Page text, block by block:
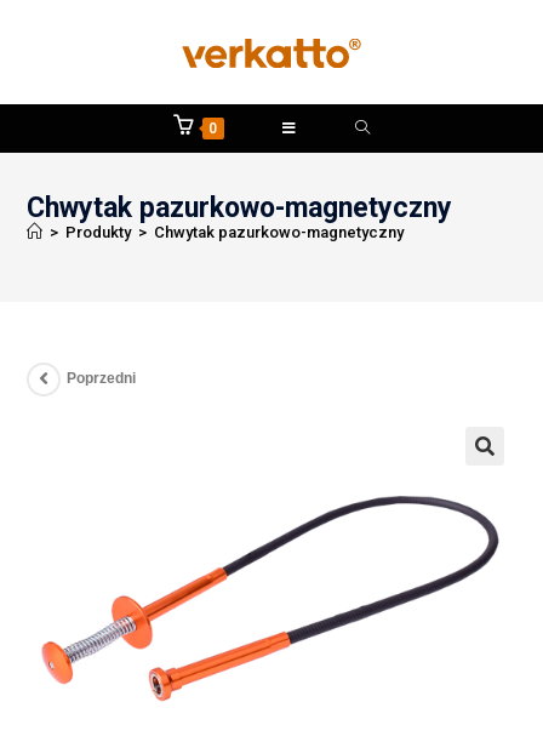
0
Chwytak pazurkowo-magnetyczny
> Produkty > Chwytak pazurkowo-magnetyczny
Poprzedni